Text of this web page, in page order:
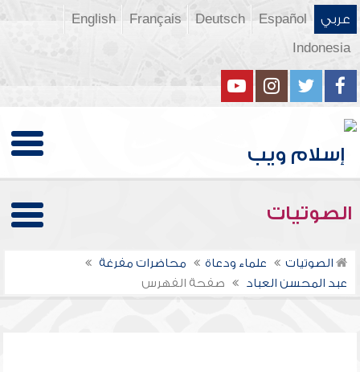
عربي Español
Deutsch
Français
English
Indonesia
الصوتيات
الصوتيات علماء ودعاة
محاضرات مفرغة
عبد المحسن العباد
صفحة الفهرس